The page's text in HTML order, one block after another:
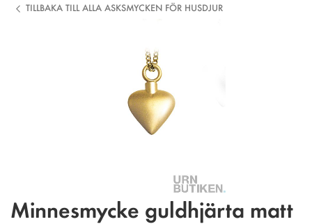
TILLBAKA TILL ALLA ASKSMYCKEN FÖR HUSDJUR
till
Minnesmycke guldhjärta matt